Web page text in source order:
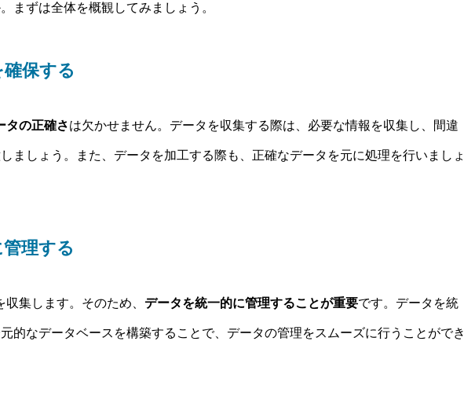
まずは全体を概観してみましょう。
保する
タの正確さは欠かせません。データを収集する際は、必要な情報を収集し、間違
ましょう。また、データを加工する際も、正確なデータを元に処理を行いましょ
理する
集します。そのため、 データを統一的に管理することが重要です。データを統
的なデータベースを構築することで、データの管理をスムーズに行うことができ